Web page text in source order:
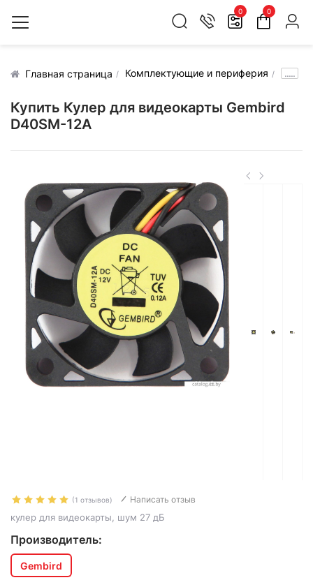
0 0
Главная страница Комплектующие и периферия .....
Купить Кулер для видеокарты Gembird
D40SM-12A
(1 отзывов) Написать отзыв
кулер для видеокарты, шум 27 дБ
Производитель:
Gembird